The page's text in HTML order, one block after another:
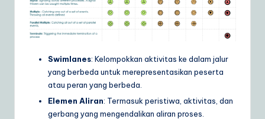
Swimlanes: Kelompokkan aktivitas ke dalam jalur
yang berbeda untuk merepresentasikan peserta
atau peran yang berbeda.
Elemen Aliran: Termasuk peristiwa, aktivitas, dan
gerbang yang mengendalikan aliran proses.